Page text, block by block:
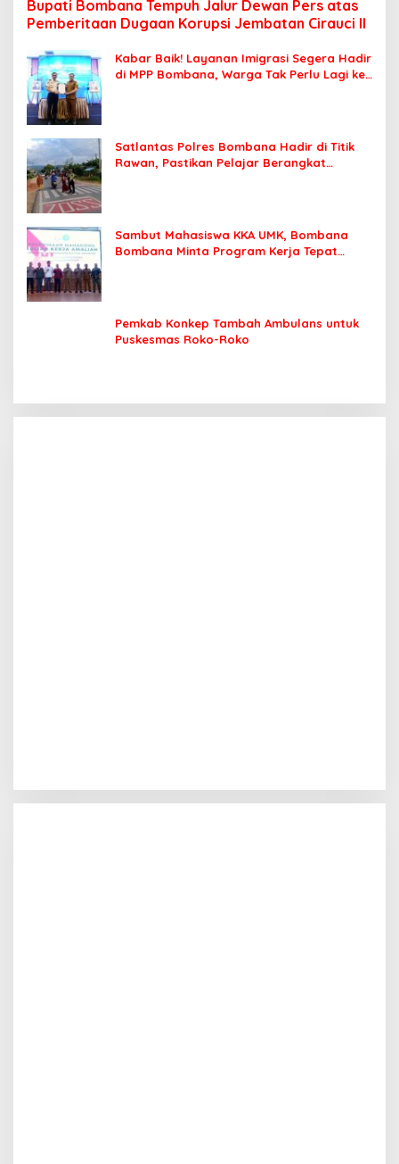
Bupati Bombana Tempuh Jalur Dewan Pers atas
Pemberitaan Dugaan Korupsi Jembatan Cirauci II
Kabar Baik! Layanan Imigrasi Segera Hadir
di MPP Bombana, Warga Tak Perlu Lagi ke
Satlantas Polres Bombana Hadir di Titik
Rawan, Pastikan Pelajar Berangkat
Sambut Mahasiswa KKA UMK, Bombana
Bombana Minta Program Kerja Tepat
Pemkab Konkep Tambah Ambulans untuk
Puskesmas Roko-Roko